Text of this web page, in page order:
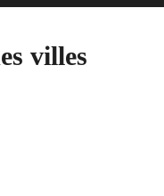
villes